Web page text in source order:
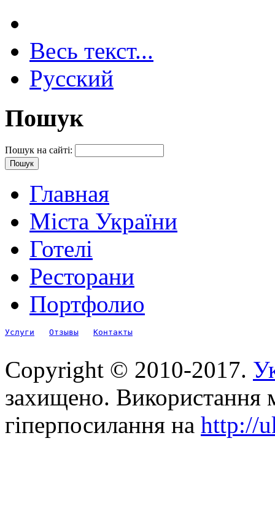
Весь текст...
Русский
Пошук
Пошук на сайті:
Главная
Міста України
Готелі
Ресторани
Портфолио
Услуги Отзывы Контакты
Copyright © 2010-2017.
захищено. Використання
гіперпосилання на http://